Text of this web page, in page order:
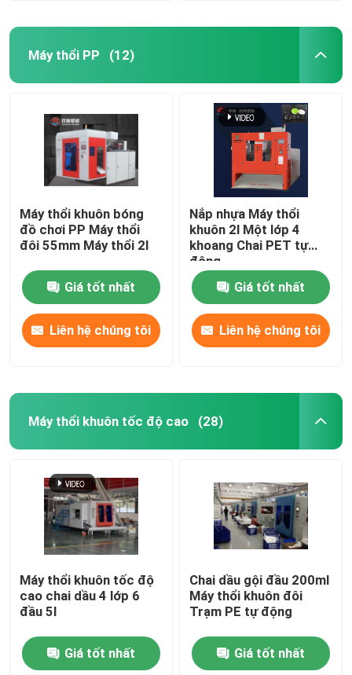
Máy thổi PP (12)
Máy thổi khuôn bóng
đồ chơi PP Máy thổi
đôi 55mm Máy thổi 2l
Giá tốt nhất
Liên hệ chúng tôi
Nắp nhựa Máy thổi
khuôn 2l Một lớp 4
khoang Chai PET tự
động
Giá tốt nhất
Liên hệ chúng tôi
Máy thổi khuôn tốc độ cao (28)
Máy thổi khuôn tốc độ
cao chai dầu 4 lớp 6
đầu 5l
Giá tốt nhất
Chai dầu gội đầu 200ml
Máy thổi khuôn đôi
Trạm PE tự động
Giá tốt nhất